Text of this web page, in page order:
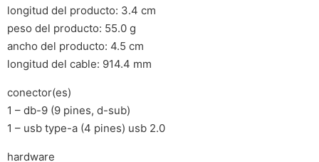
longitud del producto: 3.4 cm
peso del producto: 55.0 g
ancho del producto: 4.5 cm
longitud del cable: 914.4 mm
conector(es)
1 – db-9 (9 pines, d-sub)
1 – usb type-a (4 pines) usb 2.0
hardware